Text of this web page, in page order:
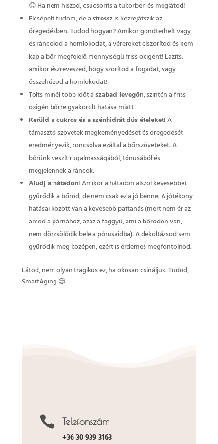
😊 Ha nem hiszed, csücsöríts a tükörben és meglátod!
Elcsépelt tudom, de astressz is közrejátszik az
öregedésben. Tudod hogyan? Amikor gondterhelt vagy
és ráncolod a homlokodat, a vérereket elszorítod és nem
kap a bőr megfelelő mennyiségű friss oxigént! Lazíts,
amikor észreveszed, hogy szorítod a fogadat, vagy
összehúzod a homlokodat!
Tölts minél több időt aszabad levegőn, szintén a friss
oxigén bőrre gyakorolt hatása miatt
Kerüld a cukros és a szénhidrát dús ételeket! A
támasztó szövetek megkeményedését és öregedését
eredményezik, roncsolva ezáltal a bőrszöveteket. A
bőrünk veszít rugalmasságából, tónusából és
megjelennek a ráncok.
Aludj a hátadon! Amikor a hátadon alszol kevesebbet
gyűrődik a bőröd, de nem csak ez a jó benne. A jótékony
hatásai között van a kevesebb pattanás (mert nem ér az
arcod a párnához, azaz a faggyú, ami a bőrödön van,
nem dörzsölődik bele a pórusaidba). A dekoltázsod sem
gyűrődik meg középen, ezért is érdemes megfontolnod.
Látod, nem olyan tragikus ez, ha okosan csináljuk. Tudod,
SmartAging 😊
 Telefonszám
+36 30 939 3163